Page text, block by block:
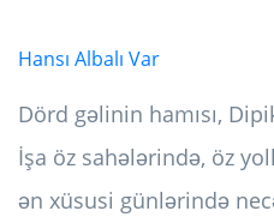
Hansı Albalı Var
Dörd gəlinin hamısı,
İşa öz sahələrində, öz
ən xüsusi günlərində